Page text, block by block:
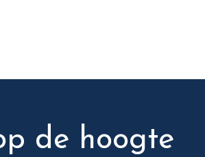
de hoogte